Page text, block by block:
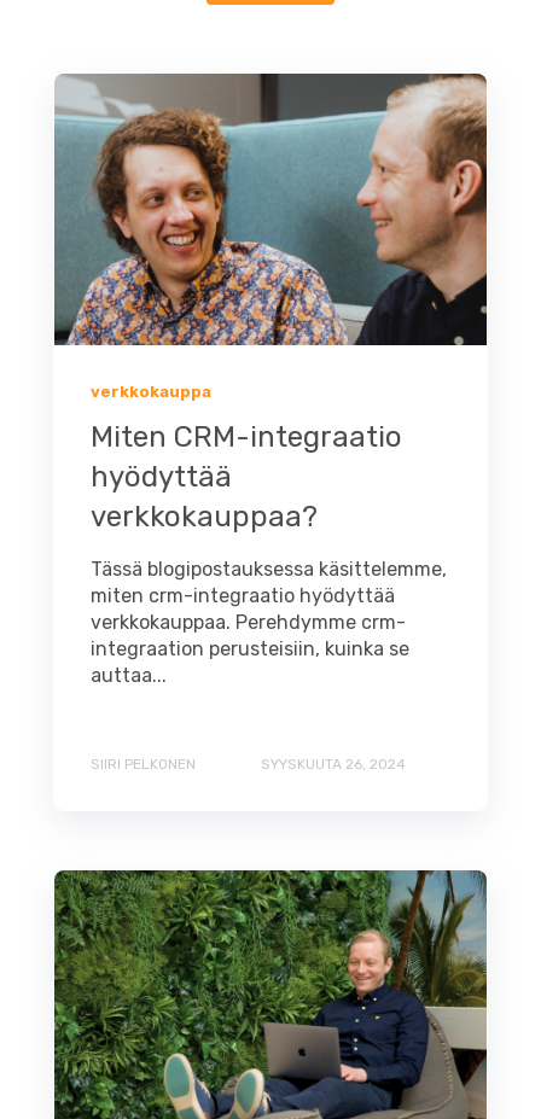
verkkokauppa
Miten CRM-integraatio
hyödyttää
verkkokauppaa?
Tässä blogipostauksessa käsittelemme,
miten crm-integraatio hyödyttää
verkkokauppaa. Perehdymme crm-
integraation perusteisiin, kuinka se
auttaa...
SIIRI PELKONEN SYYSKUUTA 26, 2024